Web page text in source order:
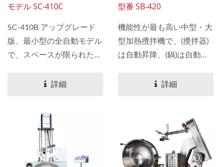
モデル SC-410C
SC-410B アップグレード
版、最小型の全自動モデル
で、スペースが限られた店
詳細
型番 SB-420
機能性が最も高い中型・大
型加熱攪拌機で、(攪拌器)
は自動昇降、(鍋)は自動傾
詳細